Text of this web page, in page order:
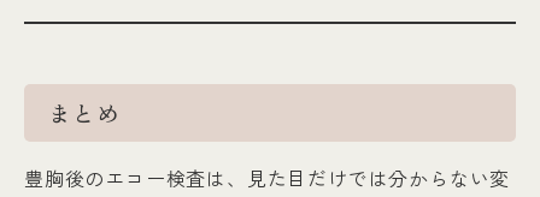
まとめ
豊胸後のエコー検査は、見た目だけでは分からない変